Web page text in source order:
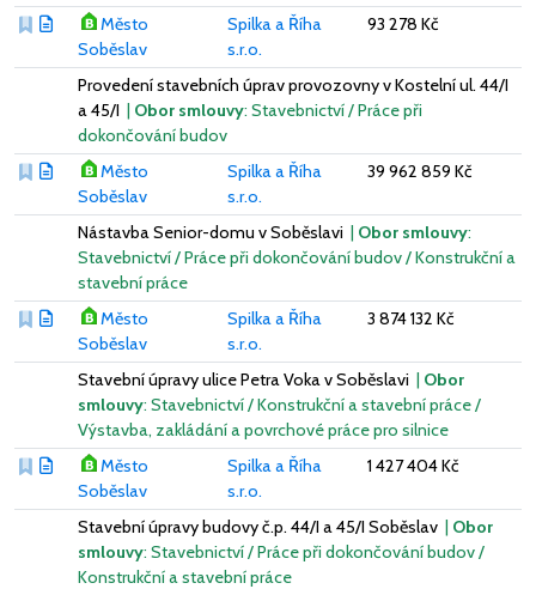
Město
Soběslav
Spilka a Říha
s.r.o.
93 278 Kč
Provedení stavebních úprav provozovny v Kostelní ul. 44/I
a 45/I | Obor smlouvy: Stavebnictví / Práce při
dokončování budov
Město
Soběslav
Spilka a Říha
s.r.o.
39 962 859 Kč
Nástavba Senior-domu v Soběslavi | Obor smlouvy:
Stavebnictví / Práce při dokončování budov / Konstrukční a
stavební práce
Město
Soběslav
Spilka a Říha
s.r.o.
3 874 132 Kč
Stavební úpravy ulice Petra Voka v Soběslavi | Obor
smlouvy: Stavebnictví / Konstrukční a stavební práce /
Výstavba, zakládání a povrchové práce pro silnice
Město
Soběslav
Spilka a Říha
s.r.o.
1 427 404 Kč
Stavební úpravy budovy č.p. 44/I a 45/I Soběslav | Obor
smlouvy: Stavebnictví / Práce při dokončování budov /
Konstrukční a stavební práce